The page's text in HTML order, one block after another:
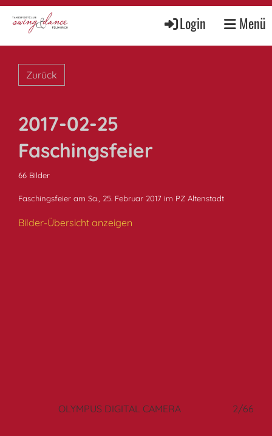
Login Menü
Zurück
2017-02-25
Faschingsfeier
66 Bilder
Faschingsfeier am Sa., 25. Februar 2017 im PZ Altenstadt
Bilder-Übersicht anzeigen
OLYMPUS DIGITAL CAMERA 2/66